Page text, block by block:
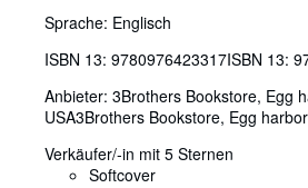
Sprache: Englisch
ISBN 13: 9780976423317ISBN 13:
Anbieter: 3Brothers Bookstore, Egg
USA3Brothers Bookstore, Egg
Verkäufer/-in mit 5 Sternen
Softcover